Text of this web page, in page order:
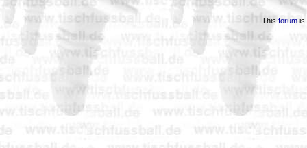
Thisforumis